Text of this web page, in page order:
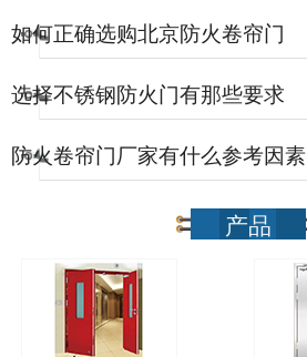
如何正确选购北京防火卷帘门
选择不锈钢防火门有那些要求
防火卷帘门厂家有什么参考因素
产品